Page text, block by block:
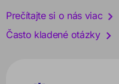
Prečítajte si o nás viac
Často kladené otázky